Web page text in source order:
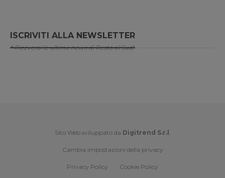
ISCRIVITI ALLA NEWSLETTER
* Riceverai le ultime news di Resto al Sud!
Sito Web sviluppato da Digitrend S.r.l .
Cambia impostazioni della privacy
Privacy Policy Cookie Policy